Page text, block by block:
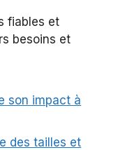
fiables et
besoins et
son impact à
des tailles et